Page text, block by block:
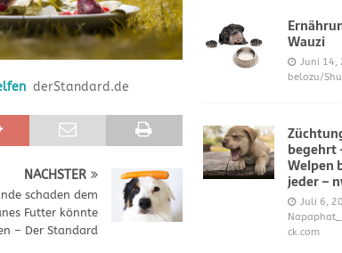
dem Hoopers-Sport – Badische Neueste Nachrichten SPORT
Prinz William müssen sich für ihre Welpen verantworten – OP-
oder Eierschalen? DIES UND DAS
derStandard.de
NÄCHSTER
schaden dem
Futter könnte
– Der Standard
Wauzi
Juni 14,
belozu/
begehrt
Welpen
jeder –
Juli 6,
ck.com